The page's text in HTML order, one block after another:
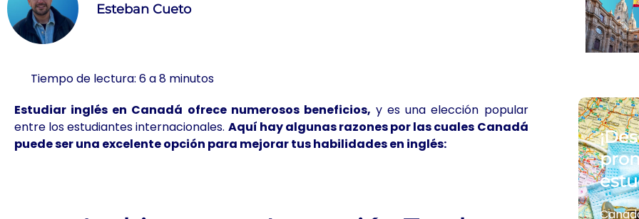
Esteban Cueto
Tiempo de lectura: 6 a 8 minutos
Estudiar inglés en Canadá ofrece numerosos beneficios, y es una elección popular
entre los estudiantes internacionales. Aquí hay algunas razones por las cuales Canadá
puede ser una excelente opción para mejorar tus habilidades en inglés: